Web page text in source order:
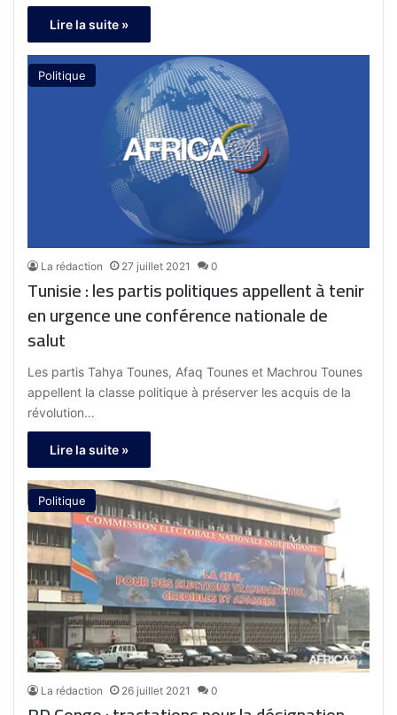
Lire la suite »
Politique
La rédaction 27 juillet 2021 0
Tunisie : les partis politiques appellent à tenir
en urgence une conférence nationale de
salut
Les partis Tahya Tounes, Afaq Tounes et Machrou Tounes
appellent la classe politique à préserver les acquis de la
révolution…
Lire la suite »
Politique
La rédaction 26 juillet 2021 0